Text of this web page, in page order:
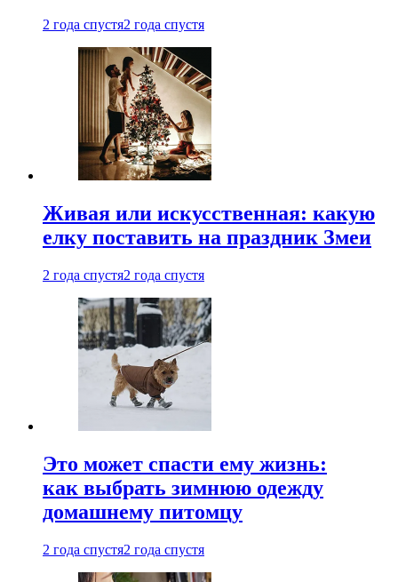
2 года спустя2 года спустя
Живая или искусственная: какую
елку поставить на праздник Змеи
2 года спустя2 года спустя
Это может спасти ему жизнь:
как выбрать зимнюю одежду
домашнему питомцу
2 года спустя2 года спустя